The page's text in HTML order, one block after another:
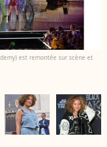
est remontée sur scène et